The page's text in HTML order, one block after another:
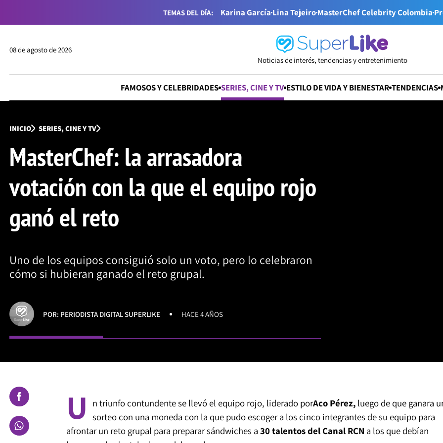
TEMAS DEL DÍA: Karina GarcíaLina TejeiroMasterChef Celebrity Colombia
08 de agosto de 2026
Noticias de interés, tendencias y entretenimiento
FAMOSOS Y CELEBRIDADES SERIES, CINE Y TV ESTILO DE VIDA Y BIENESTAR TENDENCIAS
INICIO SERIES, CINE Y TV
MasterChef: la arrasadora
votación con la que el equipo rojo
ganó el reto
Uno de los equipos consiguió solo un voto, pero lo celebraron
cómo si hubieran ganado el reto grupal.
POR: PERIODISTA DIGITAL SUPERLIKE HACE 4 AÑOS
U n triunfo contundente se llevó el equipo rojo, liderado porAco Pérez,luego de que ganara
sorteo con una moneda con la que pudo escoger a los cinco integrantes de su equipo para
afrontar un reto grupal para preparar sándwiches a 30 talentos del Canal RCN a los que debían